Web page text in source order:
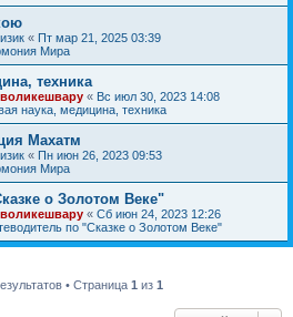
« Пт мар 21, 2025 03:39
Мира
техника
« Вс июл 30, 2023 14:08
наука, медицина, техника
Махатм
« Пн июн 26, 2023 09:53
Мира
о Золотом Веке"
« Сб июн 24, 2023 12:26
по "Сказке о Золотом Веке"
• Страница 1 из 1